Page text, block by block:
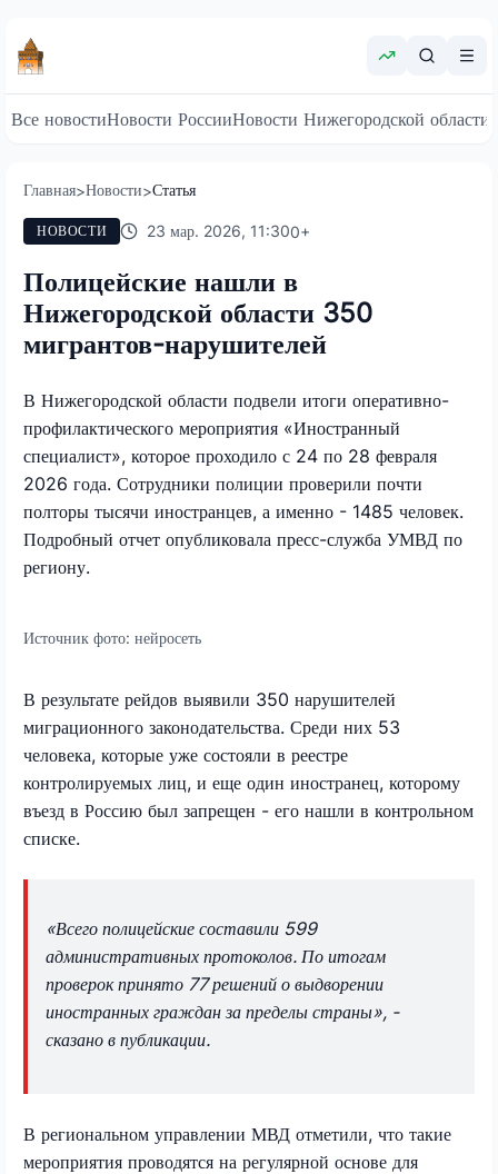
Все новостиНовости РоссииНовости Нижегородской области
Главная>Новости>Статья
НОВОСТИ 23 мар. 2026, 11:300+
Полицейские нашли в
Нижегородской области 350
мигрантов-нарушителей
В Нижегородской области подвели итоги оперативно-
профилактического мероприятия «Иностранный
специалист», которое проходило с 24 по 28 февраля
2026 года. Сотрудники полиции проверили почти
полторы тысячи иностранцев, а именно - 1485 человек.
Подробный отчет опубликовала пресс-служба УМВД по
региону.
Источник фото: нейросеть
В результате рейдов выявили 350 нарушителей
миграционного законодательства. Среди них 53
человека, которые уже состояли в реестре
контролируемых лиц, и еще один иностранец, которому
въезд в Россию был запрещен - его нашли в контрольном
списке.
«Всего полицейские составили 599
административных протоколов. По итогам
проверок принято 77 решений о выдворении
иностранных граждан за пределы страны», -
сказано в публикации.
В региональном управлении МВД отметили, что такие
мероприятия проводятся на регулярной основе для